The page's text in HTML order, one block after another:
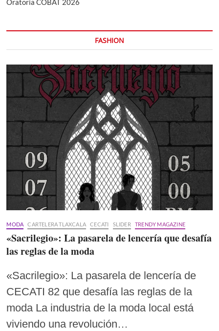
Oratoria COBAT 2026
FASHION
MODA CARTELERA TLAXCALA CECATI SLIDER TRENDY MAGAZINE
«Sacrilegio»: La pasarela de lencería que desafía
las reglas de la moda
«Sacrilegio»: La pasarela de lencería de
CECATI 82 que desafía las reglas de la
moda La industria de la moda local está
viviendo una revolución…